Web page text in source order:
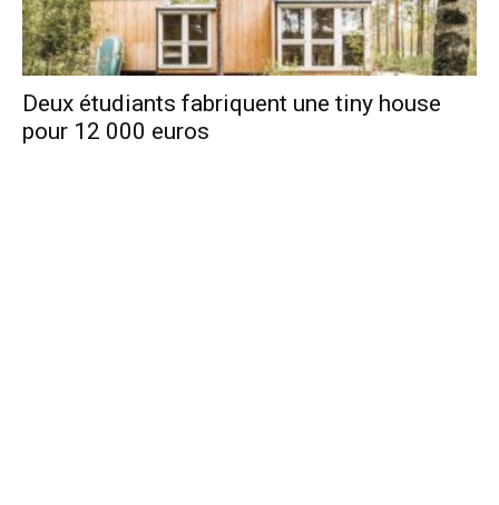
Deux étudiants fabriquent une tiny house
pour 12 000 euros